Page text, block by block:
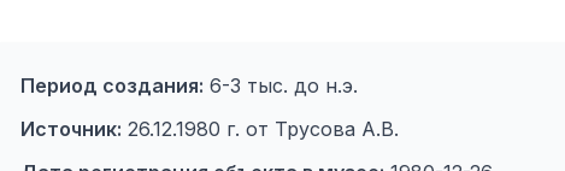
Период создания: 6-3 тыс. до н.э.
Источник: 26.12.1980 г. от Трусова А.В.